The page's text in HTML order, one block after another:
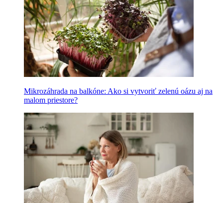
Mikrozáhrada na balkóne: Ako si vytvoriť zelenú oázu aj na
malom priestore?